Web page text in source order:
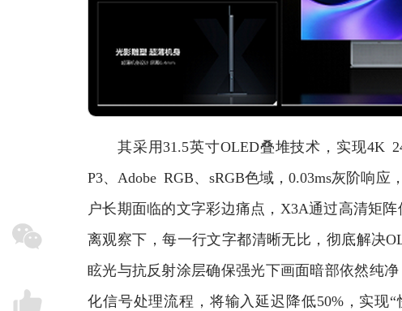
其采用31.5英寸OLED叠堆技术，实现4K
P3、Adobe RGB、sRGB色域，0.03ms灰阶响
户长期面临的文字彩边痛点，X3A通过高清矩
离观察下，每一行文字都清晰无比，彻底解决
眩光与抗反射涂层确保强光下画面暗部依然纯
化信号处理流程，将输入延迟降低50%，实现